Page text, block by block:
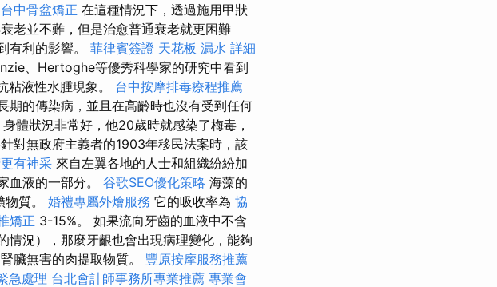
台中骨盆矯正 在這種情況下，透過施用甲狀
老並不難，但是治愈普通衰老就更困難
有利的影響。 菲律賓簽證 天花板 漏水 詳細
、Hertoghe等優秀科學家的研究中看到
液性水腫現象。 台中按摩排毒療程推薦
期的傳染病，並且在高齡時也沒有受到任何
體狀況非常好，他20歲時就感染了梅毒，
對無政府主義者的1903年移民法案時，該
有神采 來自左翼各地的人士和組織紛紛加
血液的一部分。 谷歌SEO優化策略 海藻的
質。 婚禮專屬外燴服務 它的吸收率為 協
矯正 3-15%。 如果流向牙齒的血液中不含
情況），那麼牙齦也會出現病理變化，能夠
臟無害的肉提取物質。 豐原按摩服務推薦
急處理 台北會計師事務所專業推薦 專業會